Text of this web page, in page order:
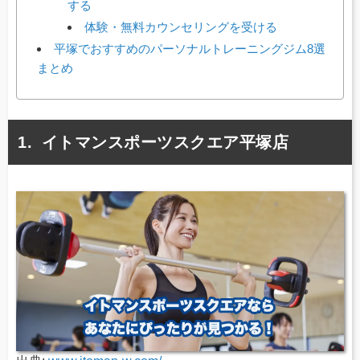
する
体験・無料カウンセリングを受ける
平塚でおすすめのパーソナルトレーニングジム8選
まとめ
イトマンスポーツスクエア平塚店